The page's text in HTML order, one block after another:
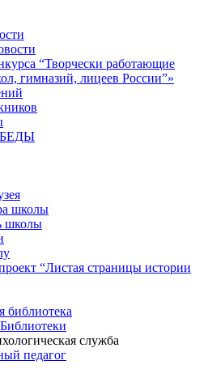
“Творчески работающие
гимназий, лицеев России”»
школы
школы
“Листая страницы истории
библиотека
служба
педагог